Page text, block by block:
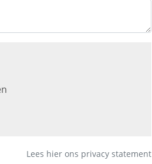
Lees hier ons privacy statement